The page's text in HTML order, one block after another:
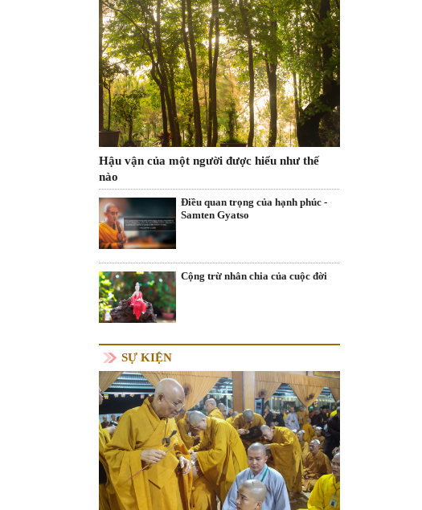
Hậu vận của một người được hiểu như thế
nào
Điều quan trọng của hạnh phúc -
Samten Gyatso
Cộng trừ nhân chia của cuộc đời
SỰ KIỆN